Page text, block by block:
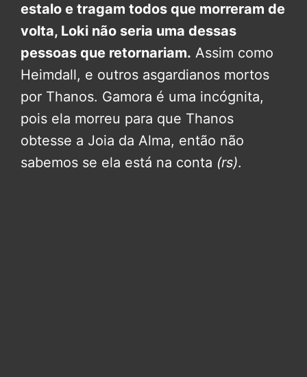
estalo e tragam todos que morreram de
volta, Loki não seria uma dessas
pessoas que retornariam. Assim como
Heimdall, e outros asgardianos mortos
por Thanos. Gamora é uma incógnita,
pois ela morreu para que Thanos
obtesse a Joia da Alma, então não
sabemos se ela está na conta (rs).